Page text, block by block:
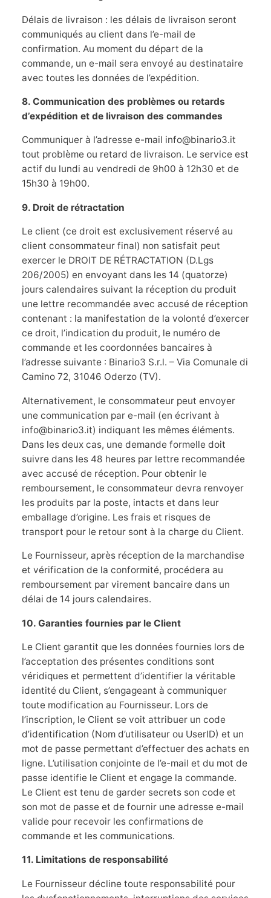
Délais de livraison : les délais de livraison seront
communiqués au client dans l’e-mail de
confirmation. Au moment du départ de la
commande, un e-mail sera envoyé au destinataire
avec toutes les données de l’expédition.
8. Communication des problèmes ou retards
d’expédition et de livraison des commandes
Communiquer à l’adresse e-mail info@binario3.it
tout problème ou retard de livraison. Le service est
actif du lundi au vendredi de 9h00 à 12h30 et de
15h30 à 19h00.
9. Droit de rétractation
Le client (ce droit est exclusivement réservé au
client consommateur final) non satisfait peut
exercer le DROIT DE RÉTRACTATION (D.Lgs
206/2005) en envoyant dans les 14 (quatorze)
jours calendaires suivant la réception du produit
une lettre recommandée avec accusé de réception
contenant : la manifestation de la volonté d’exercer
ce droit, l’indication du produit, le numéro de
commande et les coordonnées bancaires à
l’adresse suivante : Binario3 S.r.l. – Via Comunale di
Camino 72, 31046 Oderzo (TV).
Alternativement, le consommateur peut envoyer
une communication par e-mail (en écrivant à
info@binario3.it) indiquant les mêmes éléments.
Dans les deux cas, une demande formelle doit
suivre dans les 48 heures par lettre recommandée
avec accusé de réception. Pour obtenir le
remboursement, le consommateur devra renvoyer
les produits par la poste, intacts et dans leur
emballage d’origine. Les frais et risques de
transport pour le retour sont à la charge du Client.
Le Fournisseur, après réception de la marchandise
et vérification de la conformité, procédera au
remboursement par virement bancaire dans un
délai de 14 jours calendaires.
10. Garanties fournies par le Client
Le Client garantit que les données fournies lors de
l’acceptation des présentes conditions sont
véridiques et permettent d’identifier la véritable
identité du Client, s’engageant à communiquer
toute modification au Fournisseur. Lors de
l’inscription, le Client se voit attribuer un code
d’identification (Nom d’utilisateur ou UserID) et un
mot de passe permettant d’effectuer des achats en
ligne. L’utilisation conjointe de l’e-mail et du mot de
passe identifie le Client et engage la commande.
Le Client est tenu de garder secrets son code et
son mot de passe et de fournir une adresse e-mail
valide pour recevoir les confirmations de
commande et les communications.
11. Limitations de responsabilité
Le Fournisseur décline toute responsabilité pour